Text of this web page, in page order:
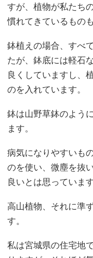
すが、植物が私たち
慣れてきているもの
鉢植えの場合、すべ
たが、鉢底には軽石
良くしていますし、
のを入れています。
鉢は山野草鉢のよう
ます。
病気になりやすいも
のを使い、微塵を抜
良いとは思っています
高山植物、それに準
す。
私は宮城県の住宅地